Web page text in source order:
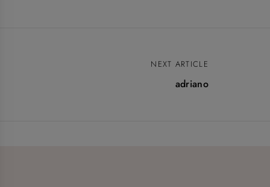
NEXT ARTICLE
adriano